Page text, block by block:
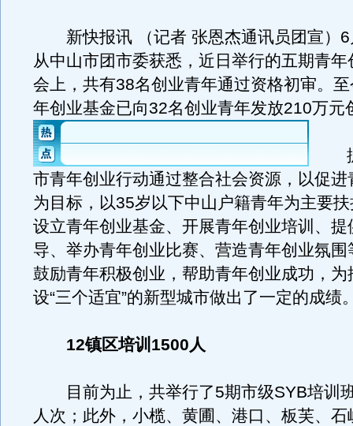
新快报讯 （记者 张恩杰通讯员团宣）6
从中山市团市委获悉，近日举行的五期青
会上，共有38名创业青年通过资格初审。
年创业基金已向32名创业青年发放210万元
据
市青年创业行动通过整合社会资源，以促进
为目标，以35岁以下中山户籍青年为主要
设立青年创业基金、开展青年创业培训、提
导、举办青年创业比赛、营造青年创业氛围
鼓励青年积极创业，帮助青年创业成功，为
设“三个适宜”的新型城市做出了一定的成绩
12镇区培训1500人
目前为止，共举行了5期市级SYB培训
人次；此外，小榄、黄圃、港口、板芙、